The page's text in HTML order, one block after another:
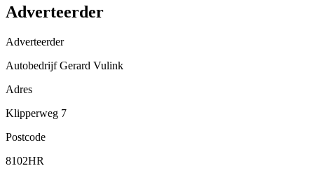
Adverteerder
Adverteerder
Autobedrijf Gerard Vulink
Adres
Klipperweg 7
Postcode
8102HR